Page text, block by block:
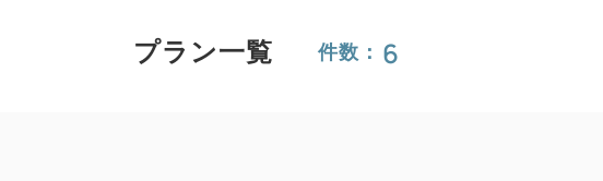
プラン一覧 件数： 6